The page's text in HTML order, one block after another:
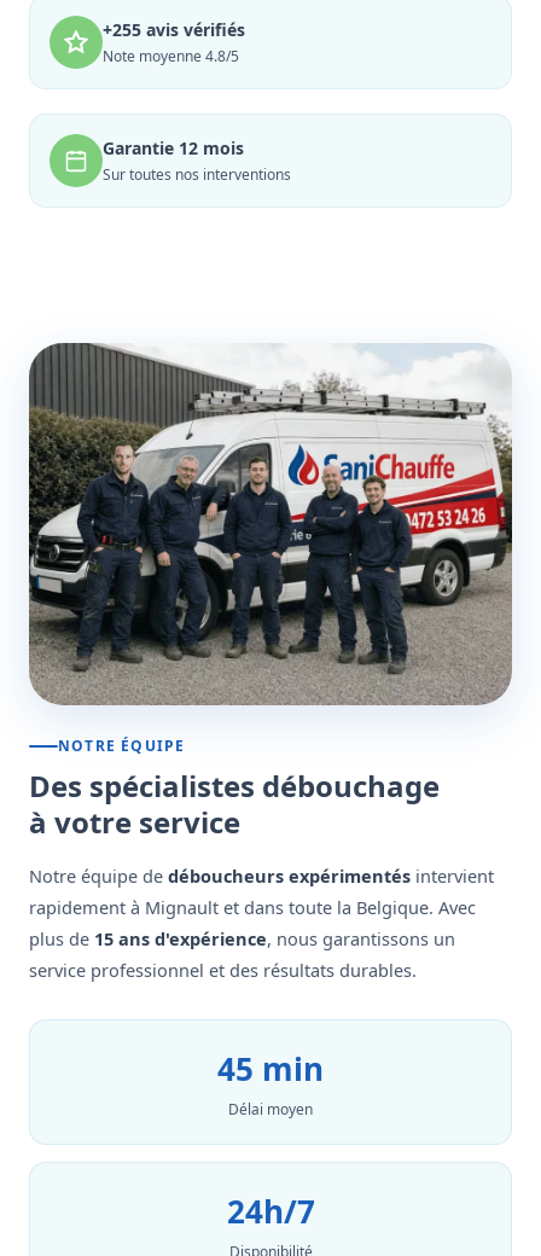
+255 avis vérifiés
Note moyenne 4.8/5
Garantie 12 mois
Sur toutes nos interventions
NOTRE ÉQUIPE
Des spécialistes débouchage
à votre service
Notre équipe de déboucheurs expérimentés intervient
rapidement à Mignault et dans toute la Belgique. Avec
plus de 15 ans d'expérience, nous garantissons un
service professionnel et des résultats durables.
45 min
Délai moyen
24h/7
Disponibilité